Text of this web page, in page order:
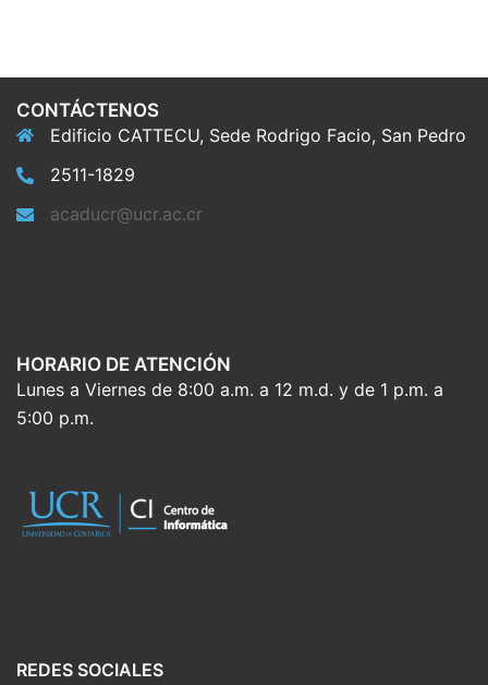
CONTÁCTENOS
Edificio CATTECU, Sede Rodrigo Facio, San Pedro
2511-1829
acaducr@ucr.ac.cr
HORARIO DE ATENCIÓN
Lunes a Viernes de 8:00 a.m. a 12 m.d. y de 1 p.m. a
5:00 p.m.
REDES SOCIALES